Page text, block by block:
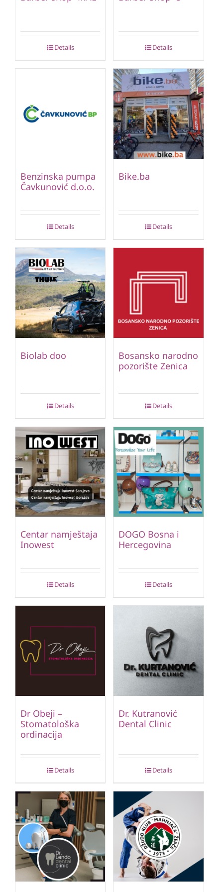
Details Details
Benzinska pumpa
Čavkunović d.o.o.
Details
Bike.ba
Details
Biolab doo
Details
Bosansko narodno
pozorište Zenica
Details
Centar namještaja
Inowest
Details
DOGO Bosna i
Hercegovina
Details
Dr Obeji –
Stomatološka
ordinacija
Details
Dr. Kutranović
Dental Clinic
Details